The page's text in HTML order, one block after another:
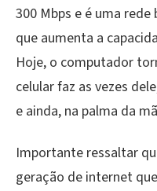
300 Mbps e é uma
que aumenta a
Hoje, o computador
celular faz as vezes
e ainda, na palma da
Importante ressaltar
geração de internet